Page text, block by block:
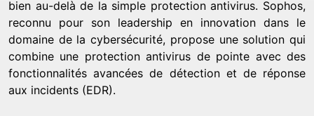
bien au-delà de la simple protection antivirus. Sophos,
reconnu pour son leadership en innovation dans le
domaine de la cybersécurité, propose une solution qui
combine une protection antivirus de pointe avec des
fonctionnalités avancées de détection et de réponse
aux incidents (EDR).